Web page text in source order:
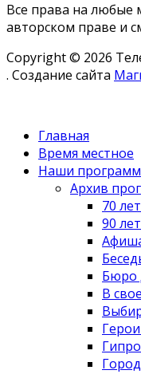
Все права на любые
авторском праве и
Copyright © 2026
. Создание сайта
Главная
Время местное
Наши
Архив
70
90
Бюро
В